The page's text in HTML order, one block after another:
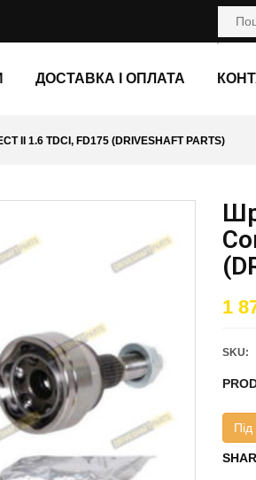
ДОСТАВКА І ОПЛАТА
II 1.6 TDCI, FD175 (DRIVESHAFT PARTS)
1
SKU: